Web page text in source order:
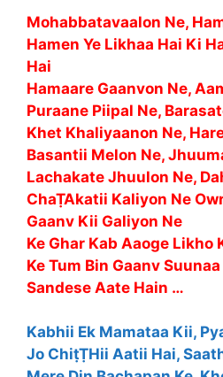
Mohabbatavaalon Ne,
Hamen Ye Likhaa Hai Ki
Hai
Hamaare Gaanvon Ne,
Puraane Piipal Ne,
Khet Khaliyaanon Ne,
Basantii Melon Ne,
Lachakate Jhuulon Ne,
ChaṬAkatii Kaliyon Ne
Gaanv Kii Galiyon Ne
Ke Ghar Kab Aaoge Likho
Ke Tum Bin Gaanv
Sandese Aate Hain …
Kabhii Ek Mamataa Kii,
Jo ChiṭṬHii Aatii Hai,